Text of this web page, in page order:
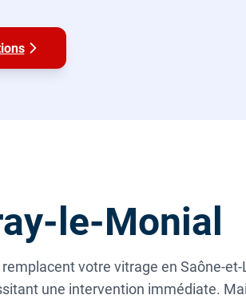
le-Monial
votre vitrage en Saône-
une intervention immédiate.